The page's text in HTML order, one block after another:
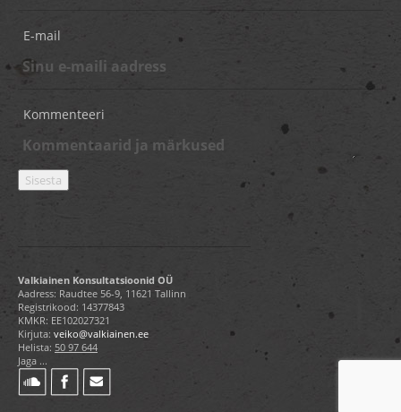
E-mail
Kommenteeri
Valkiainen Konsultatsioonid OÜ
Aadress: Raudtee 56-9, 11621 Tallinn
Registrikood: 14377843
KMKR: EE102027321
Kirjuta: veiko@valkiainen.ee
Helista: 50 97 644
Jaga ...